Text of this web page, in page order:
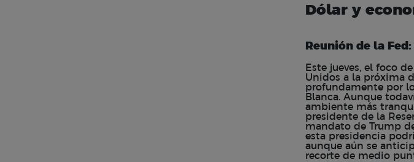
Dólar y
Reunión de la
Este jueves, el foco
Unidos a la próxima
profundamente por
Blanca. Aunque
ambiente más
presidente de la
mandato de Trump
esta presidencia
aunque aún se
recorte de medio